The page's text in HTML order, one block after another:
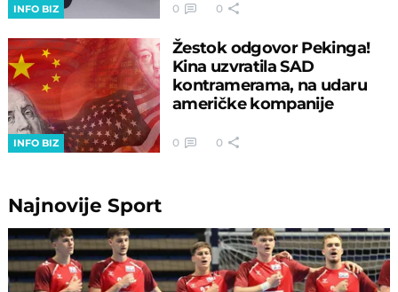
INFO BIZ 0 0
INFO BIZ
Žestok odgovor Pekinga!
Kina uzvratila SAD
kontramerama, na udaru
američke kompanije
0 0
NajnovijeSport